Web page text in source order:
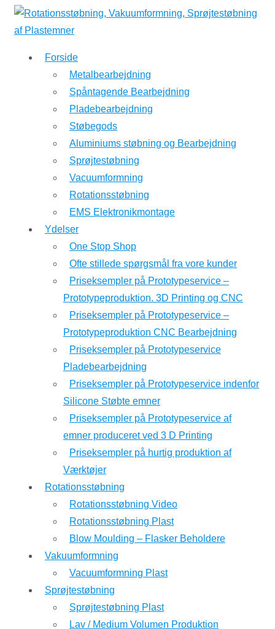
↓
Hop
hovedindhold
Forside
Metalbearbejdning
Spåntagende Bearbejdning
Pladebearbejdning
Støbegods
Aluminiums støbning og Bearbejdning
Sprøjtestøbning
Vacuumformning
Rotationsstøbning
EMS Elektronikmontage
Ydelser
One Stop Shop
Ofte stillede spørgsmål fra vore kunder
Priseksempler på Prototypeservice –
Prototypeproduktion. 3D Printing og CNC
Priseksempler på Prototypeservice –
Prototypeproduktion CNC Bearbejdning
Priseksempler på Prototypeservice
Pladebearbejdning
Priseksempler på Prototypeservice indenfor
Silicone Støbte emner
Priseksempler på Prototypeservice af
emner produceret ved 3 D Printing
Priseksempler på hurtig produktion af
Værktøjer
Rotationsstøbning
Rotationsstøbning Video
Rotationsstøbning Plast
Blow Moulding – Flasker Beholdere
Vakuumformning
Vacuumformning Plast
Sprøjtestøbning
Sprøjtestøbning Plast
Lav / Medium Volumen Produktion